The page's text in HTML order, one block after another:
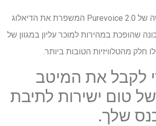
יש לו גם תכונה חדשה של Purevoice 2.0 המשפרת את הדיאלוג
שהופכת במהירות למוכר עליון במגוון של
חלק מהטלוויזיות הטובות ביותר.
לקבל את המיטב
טום ישירות לתיבת
שלך.